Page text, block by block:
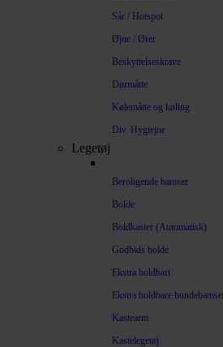
Sår / Hotspot
Øjne / Ører
Beskyttelseskrave
Dørmåtte
Kølemåtte og køling
Div. Hygiejne
Legetøj
Beroligende bamser
Bolde
Boldkaster (Automatisk)
Godbids bolde
Ekstra holdbart
Ekstra holdbare
Kastearm
Kastelegetøj